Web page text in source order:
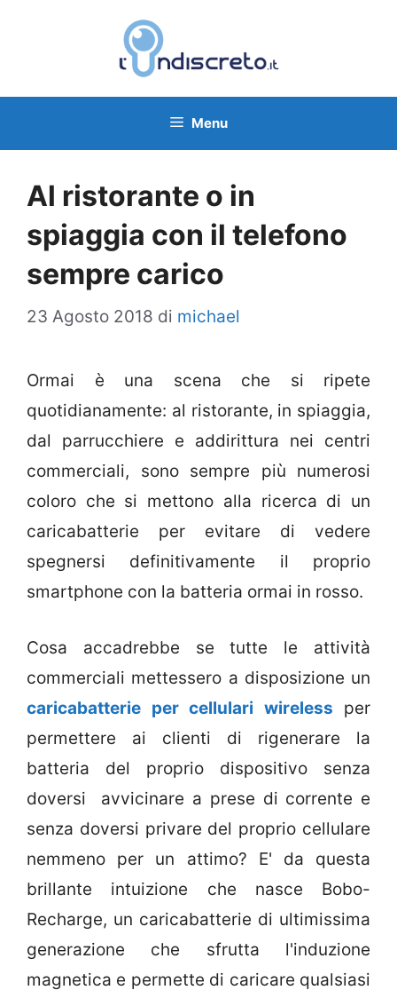
Menu
Al ristorante o in
spiaggia con il telefono
sempre carico
23 Agosto 2018 di michael
Ormai è una scena che si ripete
quotidianamente: al ristorante, in spiaggia,
dal parrucchiere e addirittura nei centri
commerciali, sono sempre più numerosi
coloro che si mettono alla ricerca di un
caricabatterie per evitare di vedere
spegnersi definitivamente il proprio
smartphone con la batteria ormai in rosso.
Cosa accadrebbe se tutte le attività
commerciali mettessero a disposizione un
caricabatterie per cellulari wireless per
permettere ai clienti di rigenerare la
batteria del proprio dispositivo senza
doversi avvicinare a prese di corrente e
senza doversi privare del proprio cellulare
nemmeno per un attimo? E' da questa
brillante intuizione che nasce Bobo-
Recharge, un caricabatterie di ultimissima
generazione che sfrutta l'induzione
magnetica e permette di caricare qualsiasi